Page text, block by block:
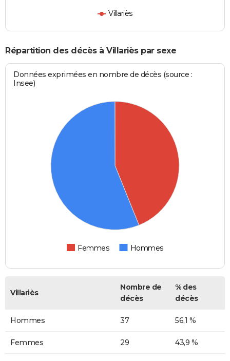
Villariès
Répartition des décès à Villariès par sexe
Données exprimées en nombre de décès (source :
Insee)
Femmes Hommes
Villariès
Nombre de
décès
% des
décès
Hommes 37 56,1 %
Femmes 29 43,9 %